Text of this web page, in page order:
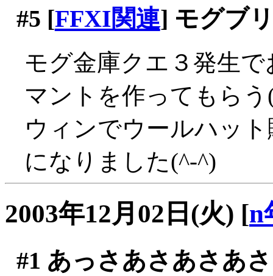
#5 [FFXI関連] モグブ
モグ金庫クエ３発生
マントを作ってもらう
ウィンでウールハッ
になりました(^-^)
2003年12月02日(火) [n
#1 あっさあさあさあ